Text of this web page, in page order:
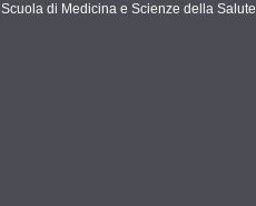
Scuola di Medicina e Scienze della Salute